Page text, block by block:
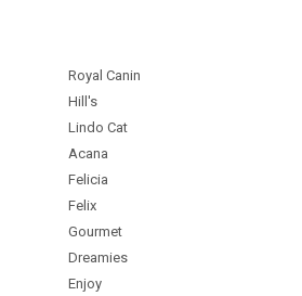
Royal Canin
Hill's
Lindo Cat
Acana
Felicia
Felix
Gourmet
Dreamies
Enjoy